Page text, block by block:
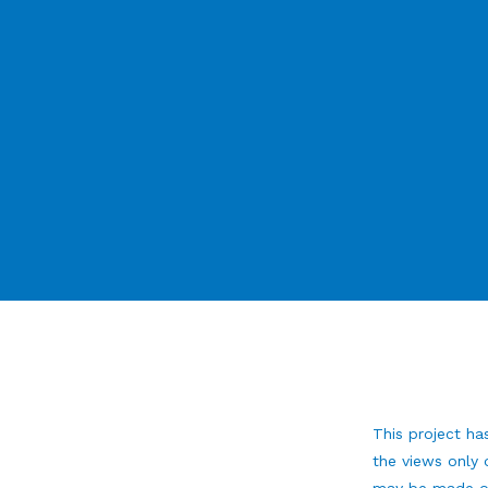
This project
the views only